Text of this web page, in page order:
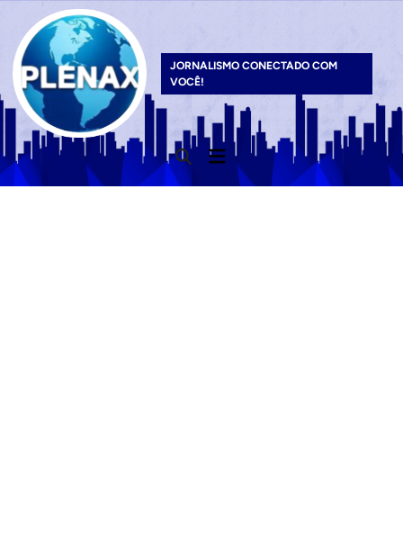
content
JORNALISMO CONECTADO COM
VOCÊ!
Open
Search
Main
Menu